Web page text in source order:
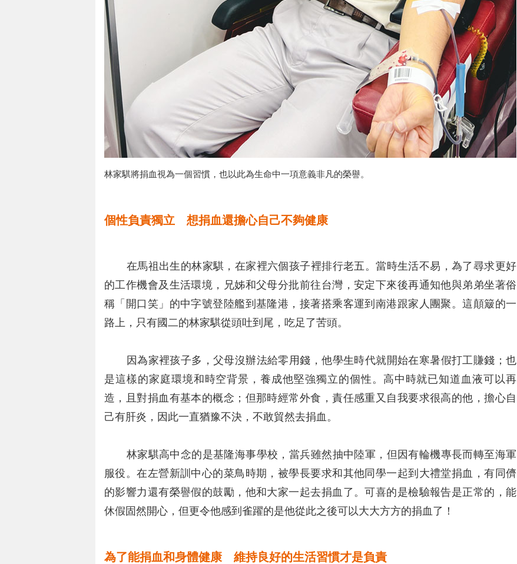
林家騏將捐血視為一個習慣，也以此為生命中一項意義非凡的榮譽。
個性負責獨立 想捐血還擔心自己不夠健康
在馬祖出生的林家騏，在家裡六個孩子裡排行老五。當時生活不易，為了尋求更好
的工作機會及生活環境，兄姊和父母分批前往台灣，安定下來後再通知他與弟弟坐著俗
稱「開口笑」的中字號登陸艦到基隆港，接著搭乘客運到南港跟家人團聚。這顛簸的一
路上，只有國二的林家騏從頭吐到尾，吃足了苦頭。
因為家裡孩子多，父母沒辦法給零用錢，他學生時代就開始在寒暑假打工賺錢；也
是這樣的家庭環境和時空背景，養成他堅強獨立的個性。高中時就已知道血液可以再
造，且對捐血有基本的概念；但那時經常外食，責任感重又自我要求很高的他，擔心自
己有肝炎，因此一直猶豫不決，不敢貿然去捐血。
林家騏高中念的是基隆海事學校，當兵雖然抽中陸軍，但因有輪機專長而轉至海軍
服役。在左營新訓中心的菜鳥時期，被學長要求和其他同學一起到大禮堂捐血，有同儕
的影響力還有榮譽假的鼓勵，他和大家一起去捐血了。可喜的是檢驗報告是正常的，能
休假固然開心，但更令他感到雀躍的是他從此之後可以大大方方的捐血了！
為了能捐血和身體健康 維持良好的生活習慣才是負責